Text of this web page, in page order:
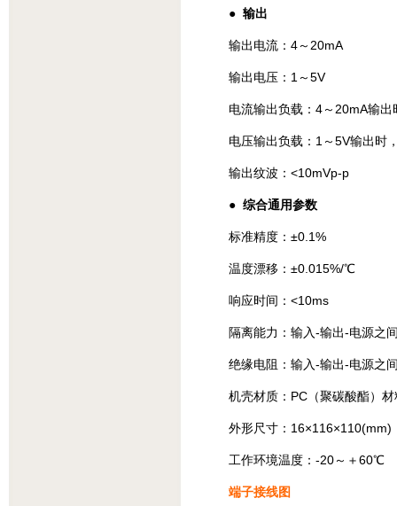
● 输出
输出电流：4～20mA
输出电压：1～5V
电流输出负载：4～20mA输
电压输出负载：1～5V输出时
输出纹波：<10mVp-p
● 综合通用参数
标准精度：±0.1%
温度漂移：±0.015%/℃
响应时间：<10ms
隔离能力：输入-输出-电源之
绝缘电阻：输入-输出-电源之
机壳材质：PC（聚碳酸酯）材
外形尺寸：16×116×110(mm)
工作环境温度：-20～＋60℃
端子接线图